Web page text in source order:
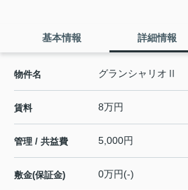
基本情報 詳細情報
物件名 グランシャリオⅡ
賃料 8万円
管理 / 共益費 5,000円
敷金(保証金) 0万円(-)